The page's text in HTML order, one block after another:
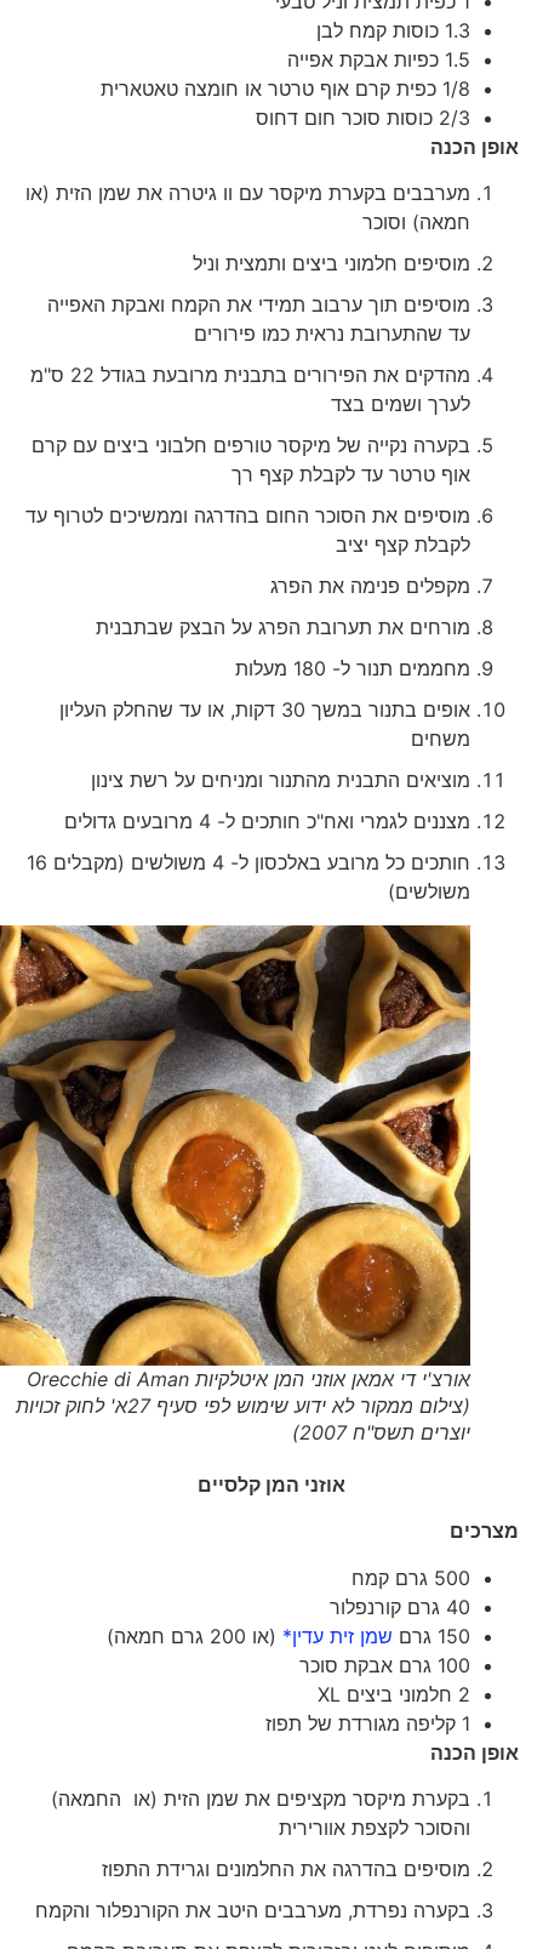
1.3 כוסות קמח לבן
1.5 כפיות אבקת אפייה
1/8 כפית קרם אוף טרטר או חומצה טאטארית
2/3 כוסות סוכר חום דחוס
אופן הכנה
מערבבים בקערת מיקסר עם וו גיטרה את שמן הזית (או
חמאה) וסוכר
מוסיפים חלמוני ביצים ותמצית וניל
מוסיפים תוך ערבוב תמידי את הקמח ואבקת האפייה
עד שהתערובת נראית כמו פירורים
מהדקים את הפירורים בתבנית מרובעת בגודל 22 ס"מ
לערך ושמים בצד
בקערה נקייה של מיקסר טורפים חלבוני ביצים עם קרם
אוף טרטר עד לקבלת קצף רך
מוסיפים את הסוכר החום בהדרגה וממשיכים לטרוף עד
לקבלת קצף יציב
מקפלים פנימה את הפרג
מורחים את תערובת הפרג על הבצק שבתבנית
מחממים תנור ל- 180 מעלות
אופים בתנור במשך 30 דקות, או עד שהחלק העליון
משחים
מוציאים התבנית מהתנור ומניחים על רשת צינון
מצננים לגמרי ואח"כ חותכים ל- 4 מרובעים גדולים
חותכים כל מרובע באלכסון ל- 4 משולשים (מקבלים 16
משולשים)
אורצ'י די אמאן אוזני המן איטלקיות Orecchie di Aman
(צילום ממקור לא ידוע שימוש לפי סעיף 27א' לחוק זכויות
יוצרים תשס"ח 2007)
אוזני המן קלסיים
מצרכים
500 גרם קמח
40 גרם קורנפלור
150 גרם
שמן זית עדין*(או 200 גרם חמאה)
100 גרם אבקת סוכר
2 חלמוני ביצים XL
1 קליפה מגורדת של תפוז
אופן הכנה
בקערת מיקסר מקציפים את שמן הזית (או החמאה)
והסוכר לקצפת אוורירית
מוסיפים בהדרגה את החלמונים וגרידת התפוז
בקערה נפרדת, מערבבים היטב את הקורנפלור והקמח